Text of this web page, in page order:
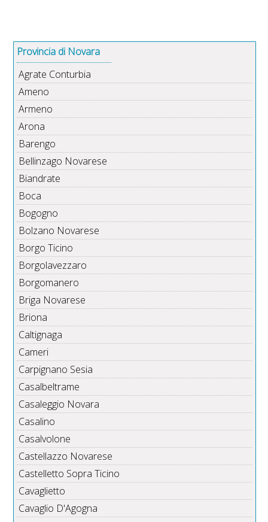
Provincia di Novara
Agrate Conturbia
Ameno
Armeno
Arona
Barengo
Bellinzago Novarese
Biandrate
Boca
Bogogno
Bolzano Novarese
Borgo Ticino
Borgolavezzaro
Borgomanero
Briga Novarese
Briona
Caltignaga
Cameri
Carpignano Sesia
Casalbeltrame
Casaleggio Novara
Casalino
Casalvolone
Castellazzo Novarese
Castelletto Sopra Ticino
Cavaglietto
Cavaglio D'Agogna